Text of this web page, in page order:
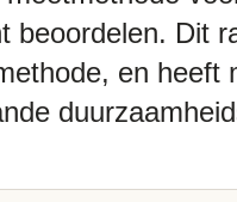
beoordelen. Dit
en heeft